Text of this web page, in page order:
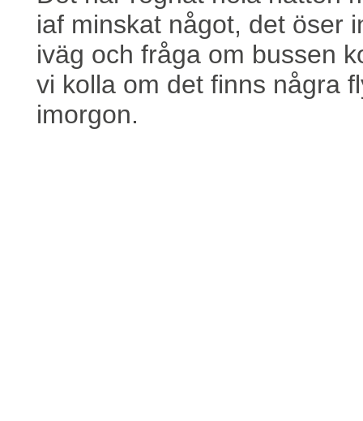
iaf minskat något, det öser
iväg och fråga om bussen
vi kolla om det finns några
imorgon.